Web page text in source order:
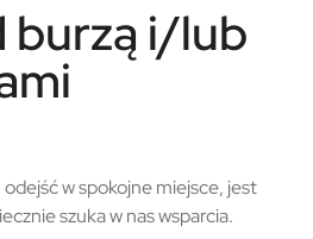
burzą i/lub
odejść w spokojne miejsce, jest
szuka w nas wsparcia.